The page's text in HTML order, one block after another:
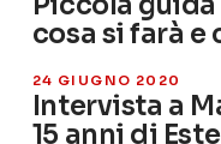
cosa si farà e
24 GIUGNO 2020
Intervista a
15 anni di